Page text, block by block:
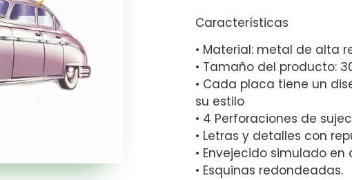
Características
• Material: metal de alta
• Tamaño del producto:
• Cada placa tiene un
su estilo
• 4 Perforaciones de
• Letras y detalles con
• Envejecido simulado
• Esquinas redondeadas.